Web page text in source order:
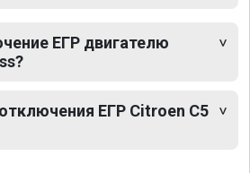
ЕГР двигателю
ЕГР Citroen C5